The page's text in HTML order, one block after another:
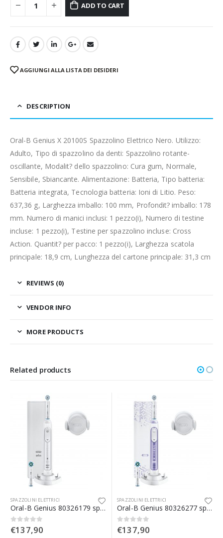
ADD TO CART
AGGIUNGI ALLA LISTA DEI DESIDERI
DESCRIPTION
Oral-B Genius X 20100S Spazzolino Elettrico Nero. Utilizzo:
Adulto, Tipo di spazzolino da denti: Spazzolino rotante-
oscillante, Modalit? dello spazzolino: Cura gum, Normale,
Sensibile, Sbiancante. Alimentazione: Batteria, Tipo batteria:
Batteria integrata, Tecnologia batteria: Ioni di Litio. Peso:
637,36 g, Larghezza imballo: 100 mm, Profondit? imballo: 178
mm. Numero di manici inclusi: 1 pezzo(i), Numero di testine
incluse: 1 pezzo(i), Testine per spazzolino incluse: Cross
Action. Quantit? per pacco: 1 pezzo(i), Larghezza scatola
principale: 18,9 cm, Lunghezza del cartone principale: 31,3 cm
REVIEWS (0)
VENDOR INFO
MORE PRODUCTS
Related products
SPAZZOLINI ELETTRICI
Oral-B Genius 80326179 spazzolino elettrico Adulto Spazzolino rotante-oscillante Bianco
0Su 5
€137,90
SPAZZOLINI ELETTRICI
Oral-B Genius 80326277 spazzolino elettrico Adulto Spazzolino rotante-oscillante Porpora, Bianco
0Su 5
€137,90